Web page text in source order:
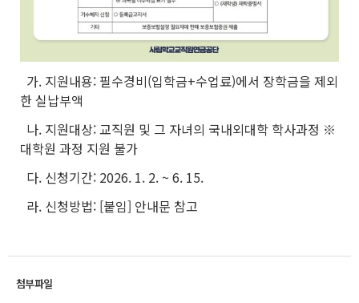
가. 지원내용: 필수경비(입학금+수업료)에서 장학금을 제외
한 실납부액
나. 지원대상: 교직원 및 그 자녀의 국내외대학 학사과정 ※
대학원 과정 지원 불가
다. 신청기간: 2026. 1. 2. ~ 6. 15.
라. 신청방법: [붙임] 안내문 참고